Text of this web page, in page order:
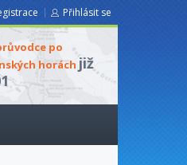
Přihlásit se
po
horách již